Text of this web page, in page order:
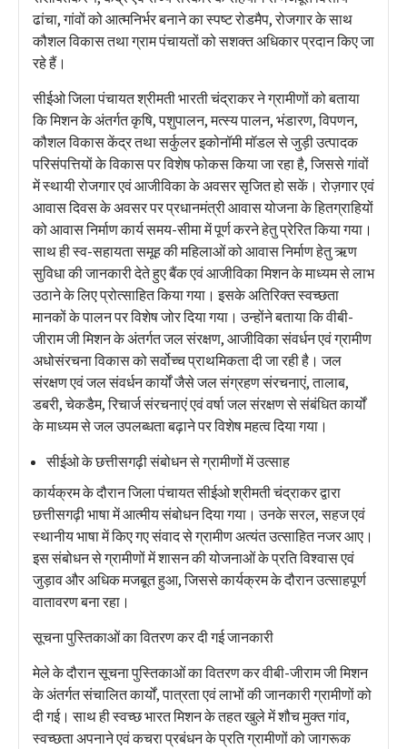
ढांचा, गांवों को आत्मनिर्भर बनाने का स्पष्ट रोडमैप, रोजगार के साथ
कौशल विकास तथा ग्राम पंचायतों को सशक्त अधिकार प्रदान किए जा
रहे हैं।
सीईओ जिला पंचायत श्रीमती भारती चंद्राकर ने ग्रामीणों को बताया
कि मिशन के अंतर्गत कृषि, पशुपालन, मत्स्य पालन, भंडारण, विपणन,
कौशल विकास केंद्र तथा सर्कुलर इकोनॉमी मॉडल से जुड़ी उत्पादक
परिसंपत्तियों के विकास पर विशेष फोकस किया जा रहा है, जिससे गांवों
में स्थायी रोजगार एवं आजीविका के अवसर सृजित हो सकें। रोज़गार एवं
आवास दिवस के अवसर पर प्रधानमंत्री आवास योजना के हितग्राहियों
को आवास निर्माण कार्य समय-सीमा में पूर्ण करने हेतु प्रेरित किया गया।
साथ ही स्व-सहायता समूह की महिलाओं को आवास निर्माण हेतु ऋण
सुविधा की जानकारी देते हुए बैंक एवं आजीविका मिशन के माध्यम से लाभ
उठाने के लिए प्रोत्साहित किया गया। इसके अतिरिक्त स्वच्छता
मानकों के पालन पर विशेष जोर दिया गया। उन्होंने बताया कि वीबी-
जीराम जी मिशन के अंतर्गत जल संरक्षण, आजीविका संवर्धन एवं ग्रामीण
अधोसंरचना विकास को सर्वोच्च प्राथमिकता दी जा रही है। जल
संरक्षण एवं जल संवर्धन कार्यों जैसे जल संग्रहण संरचनाएं, तालाब,
डबरी, चेकडैम, रिचार्ज संरचनाएं एवं वर्षा जल संरक्षण से संबंधित कार्यों
के माध्यम से जल उपलब्धता बढ़ाने पर विशेष महत्व दिया गया।
सीईओ के छत्तीसगढ़ी संबोधन से ग्रामीणों में उत्साह
कार्यक्रम के दौरान जिला पंचायत सीईओ श्रीमती चंद्राकर द्वारा
छत्तीसगढ़ी भाषा में आत्मीय संबोधन दिया गया। उनके सरल, सहज एवं
स्थानीय भाषा में किए गए संवाद से ग्रामीण अत्यंत उत्साहित नजर आए।
इस संबोधन से ग्रामीणों में शासन की योजनाओं के प्रति विश्वास एवं
जुड़ाव और अधिक मजबूत हुआ, जिससे कार्यक्रम के दौरान उत्साहपूर्ण
वातावरण बना रहा।
सूचना पुस्तिकाओं का वितरण कर दी गई जानकारी
मेले के दौरान सूचना पुस्तिकाओं का वितरण कर वीबी-जीराम जी मिशन
के अंतर्गत संचालित कार्यों, पात्रता एवं लाभों की जानकारी ग्रामीणों को
दी गई। साथ ही स्वच्छ भारत मिशन के तहत खुले में शौच मुक्त गांव,
स्वच्छता अपनाने एवं कचरा प्रबंधन के प्रति ग्रामीणों को जागरूक